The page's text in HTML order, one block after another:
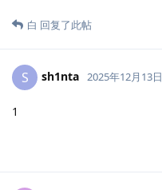
白 回复了此帖
S sh1nta 2025年12月13日
1